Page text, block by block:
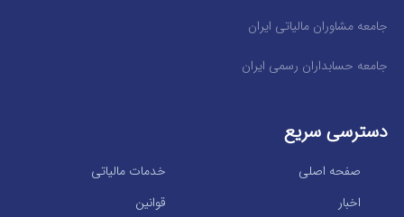
جامعه مشاوران مالیاتی ایران
جامعه حسابداران رسمی ایران
دسترسی سریع
خدمات مالیاتی
صفحه اصلی
قوانین
اخبار